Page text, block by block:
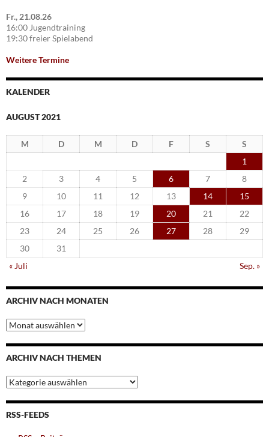
Fr., 21.08.26
16:00 Jugendtraining
19:30 freier Spielabend
Weitere Termine
KALENDER
AUGUST 2021
M D M D F S
S
1
2
3 4 5 6 7
8
9
10 11 12 13 14
15
16
17 18 19 20 21
22
23
24 25 26 27 28
29
30
31
« Juli
Sep. »
ARCHIV NACH MONATEN
Archiv
nach
Monaten
ARCHIV NACH THEMEN
Archiv
nach
Themen
RSS-FEEDS